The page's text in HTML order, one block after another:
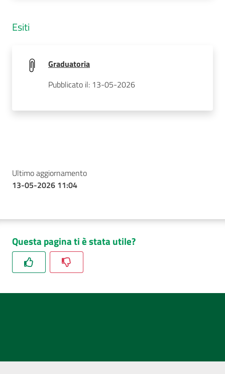
Esiti
Graduatoria
Pubblicato il: 13-05-2026
Ultimo aggiornamento
13-05-2026 11:04
Questa pagina ti è stata utile?